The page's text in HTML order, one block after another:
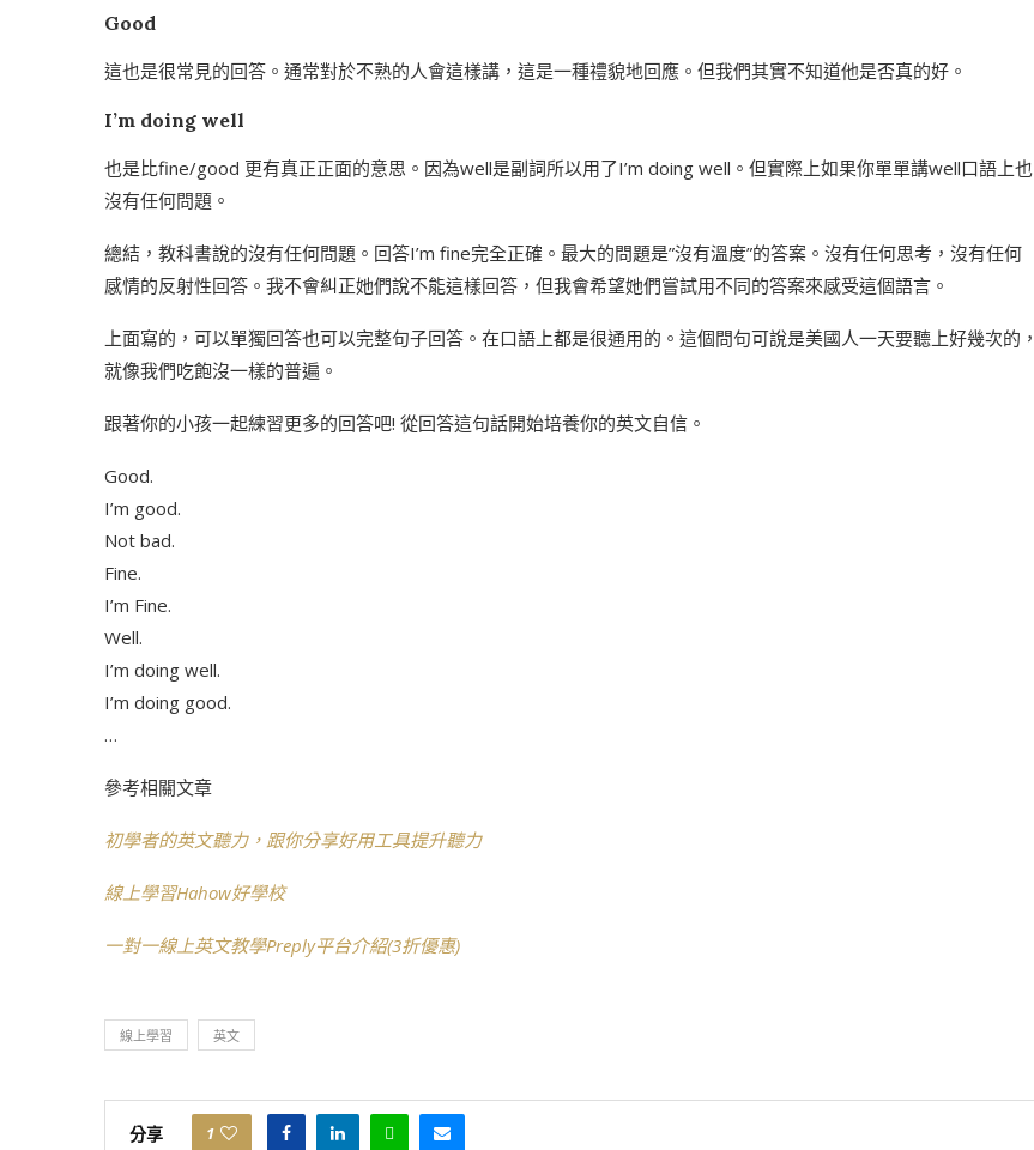
Good
這也是很常見的回答。通常對於不熟的人會這樣講，這是一種禮貌地回應。但我們其實不知道他是否真的好。
I’m doing well
也是比fine/good 更有真正正面的意思。因為well是副詞所以用了I’m doing well。但實際上如果你單單講well口語上也
沒有任何問題。
總結，教科書說的沒有任何問題。回答I’m fine完全正確。最大的問題是”沒有溫度”的答案。沒有任何思考，沒有任何
感情的反射性回答。我不會糾正她們說不能這樣回答，但我會希望她們嘗試用不同的答案來感受這個語言。
上面寫的，可以單獨回答也可以完整句子回答。在口語上都是很通用的。這個問句可說是美國人一天要聽上好幾次的，
就像我們吃飽沒一樣的普遍。
跟著你的小孩一起練習更多的回答吧! 從回答這句話開始培養你的英文自信。
Good.
I’m good.
Not bad.
Fine.
I’m Fine.
Well.
I’m doing well.
I’m doing good.
…
參考相關文章
初學者的英文聽力，跟你分享好用工具提升聽力
線上學習Hahow好學校
一對一線上英文教學Preply平台介紹(3折優惠)
線上學習 英文
分享 1